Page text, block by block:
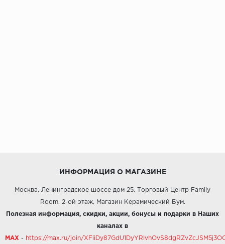
ИНФОРМАЦИЯ О МАГАЗИНЕ
Москва, Ленинградское шоссе дом 25, Торговый Центр Family
Room, 2-ой этаж, Магазин Керамический Бум.
Полезная информация, скидки, акции, бонусы и подарки в Наших
каналах в
MAX - https://max.ru/join/